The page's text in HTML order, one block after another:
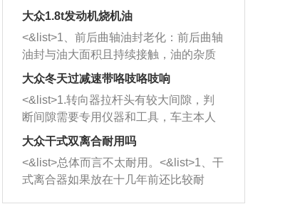
三元催化器拆解开，就可以将堵塞的东
西取出来。但如果是因为积碳过多引起
的堵塞，就需要将三元催化器泡在草酸
洗剂对堵塞的情况得到解决，将清洗剂
放在燃油箱中，与燃油混合后，车辆启
动时，就可以和汽油一起进入到燃烧
室，最后形成废气排出，就可以让三元
催化器得到清洗，排气管堵塞的情况就
能够得到解决。
方向做一个标记。 <&list>2、双手握住
一圈半的练习，往右同样也要打相同的
圈数。 <&list>3、最后强调要反复练
习，这样就可以形成肌肉记忆，在真实
驾驶车辆时，不需要记忆也能打好方
向。
大众1.8t发动机烧机油
<&list>1、前后曲轴油封老化：前后曲轴
油封与油大面积且持续接触，油的杂质
和发动机内持续温度变化使其密封效果
逐渐减弱，导致渗油或漏油。<&list>2、
活塞间隙过大：积碳会使活塞环与缸体
的间隙扩大，导致机油流入燃烧室中，
造成烧机油。<&list>3、机油粘度。使用
机油粘度过小的话，同样会有烧机油现
象，机油粘度过小具有很好的流动性，
大众冬天过减速带咯吱咯吱响
<&list>1.转向器拉杆头有较大间隙，判
断间隙需要专用仪器和工具，车主本人
无法制作，需要将车辆送到修理厂或4s
店；<&list>2.车辆半轴套管防尘罩破
裂，破裂后会出现漏油现象，使半轴磨
损严重，磨损的半轴容易损坏，产生异
响；<&list>3.稳定器的转向胶套和球头
大众干式双离合耐用吗
<&list>总体而言不太耐用。<&list>1、干
式离合器如果放在十几年前还比较耐